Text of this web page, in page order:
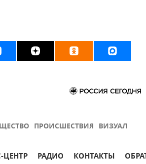
ПРОИСШЕСТВИЯ ВИЗУАЛ
ЦЕНТР РАДИО КОНТАКТЫ